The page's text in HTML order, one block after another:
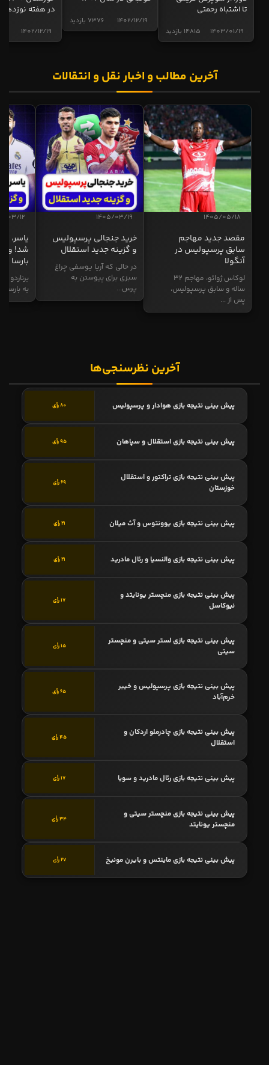
تا اشتباه رحمتی
14815 بازدید 1403/01/19
7376 بازدید 1402/12/19
در هفته نوزدهم
1402/12/19
آخرین مطالب و اخبار نقل و انتقالات
1405/05/18
مقصد جدید مهاجم
سابق پرسپولیس در
آنگولا
لوکاس ژوائو، مهاجم ۳۲
ساله و سابق پرسپولیس،
پس از ...
1405/03/19
خرید جنجالی پرسپولیس
و گزینه جدید استقلال
در حالی که آریا یوسفی چراغ
سبزی برای پیوستن به
پرس...
03/12
یاسر،
شد! و
بارسا
برناردو
به بارسا
آخرین نظرسنجی‌ها
پیش بینی نتیجه بازی هوادار و پرسپولیس 80 رأی
پیش بینی نتیجه بازی استقلال و سپاهان 95 رأی
پیش بینی نتیجه بازی تراکتور و استقلال
خوزستان
69 رأی
پیش بینی نتیجه بازی یوونتوس و آث میلان 21 رأی
پیش بینی نتیجه بازی والنسیا و رئال مادرید 21 رأی
پیش بینی نتیجه بازی منچستر یونایتد و
نیوکاسل
17 رأی
پیش بینی نتیجه بازی لستر سیتی و منچستر
سیتی
15 رأی
پیش بینی نتیجه بازی پرسپولیس و خیبر
خرم‌آباد
65 رأی
پیش بینی نتیجه بازی چادرملو اردکان و
استقلال
45 رأی
پیش بینی نتیجه بازی رئال مادرید و سویا 17 رأی
پیش بینی نتیجه بازی منچستر سیتی و
منچستر یونایتد
34 رأی
پیش بینی نتیجه بازی ماینتس و بایرن مونیخ 27 رأی